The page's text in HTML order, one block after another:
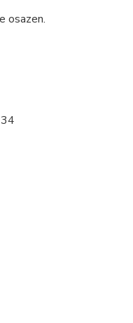
osazen.